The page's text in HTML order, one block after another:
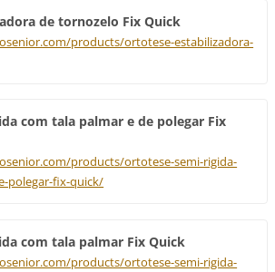
de tornozelo Fix Quick
products/ortotese-estabilizadora-
com tala palmar e de polegar Fix
products/ortotese-semi-rigida-
polegar-fix-quick/
com tala palmar Fix Quick
products/ortotese-semi-rigida-